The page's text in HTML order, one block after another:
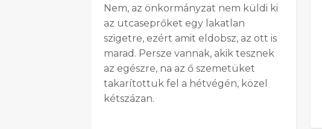
Nem, az önkormányzat nem küldi ki
az utcaseprőket egy lakatlan
szigetre, ezért amit eldobsz, az ott is
marad. Persze vannak, akik tesznek
az egészre, na az ő szemetüket
takarítottuk fel a hétvégén, közel
kétszázan.